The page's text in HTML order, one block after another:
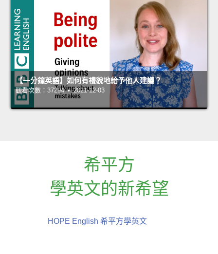
【一分鐘英語】如何有禮貌地給予他人建議？
觀看次數：37294 • 2021-12-03
希平方
學英文的新希望
HOPE English 希平方學英文